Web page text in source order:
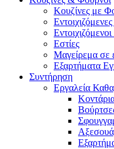
Κουζίνες με
Εστίες
Μαγείρεμα σε
Εξαρτήματα
Συντήρηση
Εργαλεία